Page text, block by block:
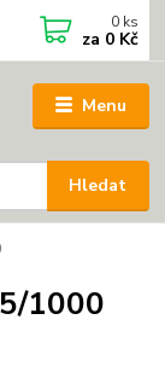
Menu
Hledat
0 ks
za 0 Kč
1000